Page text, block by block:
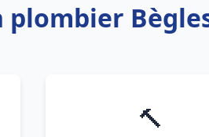
plombier
🔨